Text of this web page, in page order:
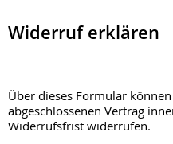
Widerruf erklären
Über dieses Formular
abgeschlossenen Vertrag
Widerrufsfrist widerrufen.